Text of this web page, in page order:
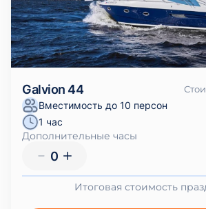
Galvion 44
Вместимость до 10 персон
1 час
Дополнительные часы
0
Итоговая стоимость